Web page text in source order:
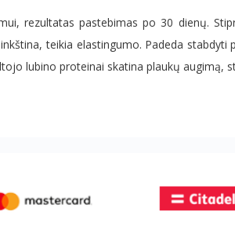
rezultatas pastebimas po 30 dienų.
teikia elastingumo. Padeda stabdyti
lubino proteinai skatina plaukų augimą,